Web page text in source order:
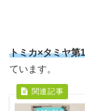
トミカ×タミヤ第
ています。